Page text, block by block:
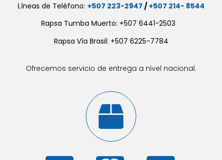
Líneas de Teléfono: +507 223-2947 / +507 214- 8544
Rapsa Tumba Muerto: +507 6441-2503
Rapsa Vía Brasil: +507 6225-7784
Ofrecemos servicio de entrega a nivel nacional.